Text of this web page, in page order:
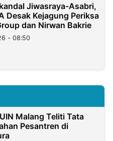
Jiwasraya-Asabri,
Desak Kejagung Periksa
dan Nirwan Bakrie
- 08:50
Malang Teliti Tata
Pesantren di